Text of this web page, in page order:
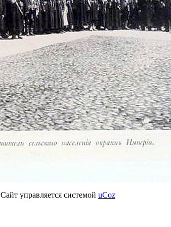
Сайт управляется системой uCoz